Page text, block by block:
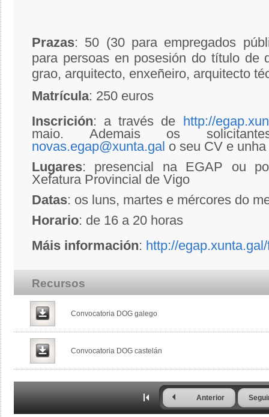
Prazas: 50 (30 para empregados
para persoas en posesión do título de
grao, arquitecto, enxeñeiro, arquitecto
Matrícula: 250 euros
Inscrición: a través de http://
maio. Ademais os
novas.egap@xunta.gal o seu CV e
Lugares: presencial na EGAP ou
Xefatura Provincial de Vigo
Datas: os luns, martes e mércores do
Horario: de 16 a 20 horas
Máis información: http://
Recursos
Convocatoria DOG galego
Convocatoria DOG castelán
Anterior